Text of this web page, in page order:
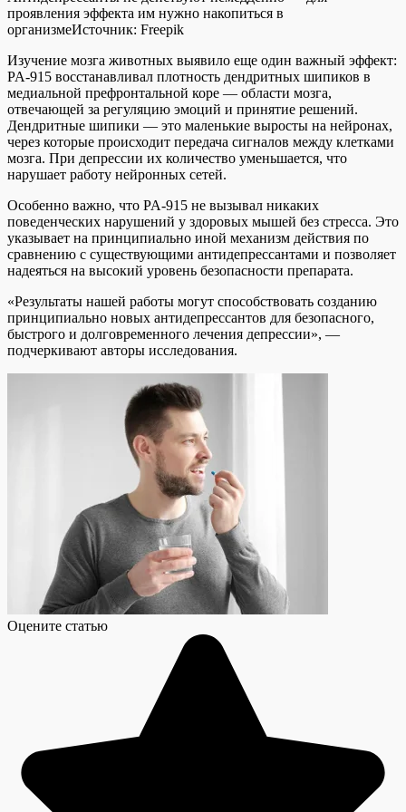
проявления эффекта им нужно накопиться в
организмеИсточник: Freepik
Изучение мозга животных выявило еще один важный эффект:
PA-915 восстанавливал плотность дендритных шипиков в
медиальной префронтальной коре — области мозга,
отвечающей за регуляцию эмоций и принятие решений.
Дендритные шипики — это маленькие выросты на нейронах,
через которые происходит передача сигналов между клетками
мозга. При депрессии их количество уменьшается, что
нарушает работу нейронных сетей.
Особенно важно, что PA-915 не вызывал никаких
поведенческих нарушений у здоровых мышей без стресса. Это
указывает на принципиально иной механизм действия по
сравнению с существующими антидепрессантами и позволяет
надеяться на высокий уровень безопасности препарата.
«Результаты нашей работы могут способствовать созданию
принципиально новых антидепрессантов для безопасного,
быстрого и долговременного лечения депрессии», —
подчеркивают авторы исследования.
Оцените статью